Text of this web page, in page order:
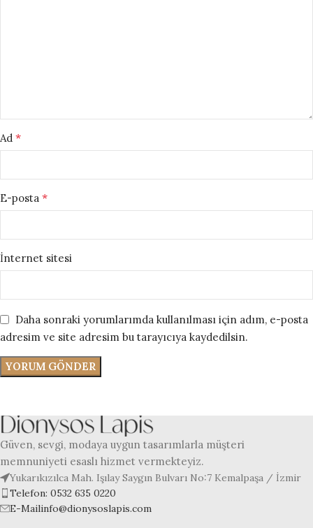
Ad *
E-posta *
İnternet sitesi
Daha sonraki yorumlarımda kullanılması için adım, e-posta
adresim ve site adresim bu tarayıcıya kaydedilsin.
Güven, sevgi, modaya uygun tasarımlarla müşteri
memnuniyeti esaslı hizmet vermekteyiz.
Yukarıkızılca Mah. Işılay Saygın Bulvarı No:7 Kemalpaşa / İzmir
Telefon: 0532 635 0220
E-Mailinfo@dionysoslapis.com